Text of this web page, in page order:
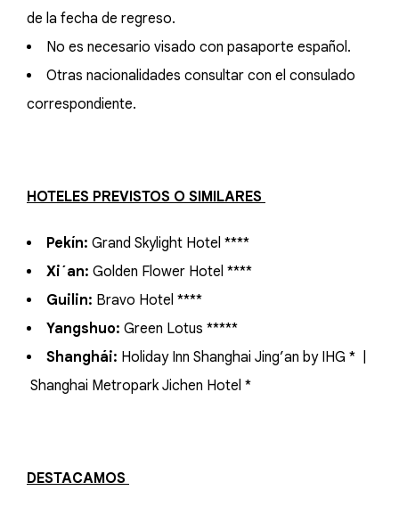
de la fecha de regreso.
No es necesario visado con pasaporte español.
Otras nacionalidades consultar con el consulado
correspondiente.
HOTELES PREVISTOS O SIMILARES
Pekín: Grand Skylight Hotel ****
Xi´an: Golden Flower Hotel ****
Guilin: Bravo Hotel ****
Yangshuo: Green Lotus *****
Shanghái: Holiday Inn Shanghai Jing’an by IHG *
Shanghai Metropark Jichen Hotel *
DESTACAMOS